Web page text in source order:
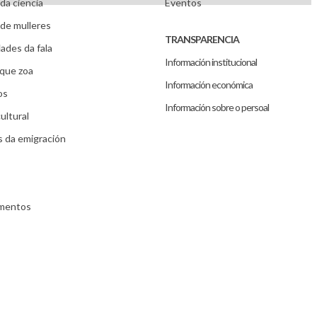
ciencia
mulleres
da fala
zoa
da emigración
Eventos
TRANSPARENCIA
Información institucional
Información económica
Información sobre o persoal